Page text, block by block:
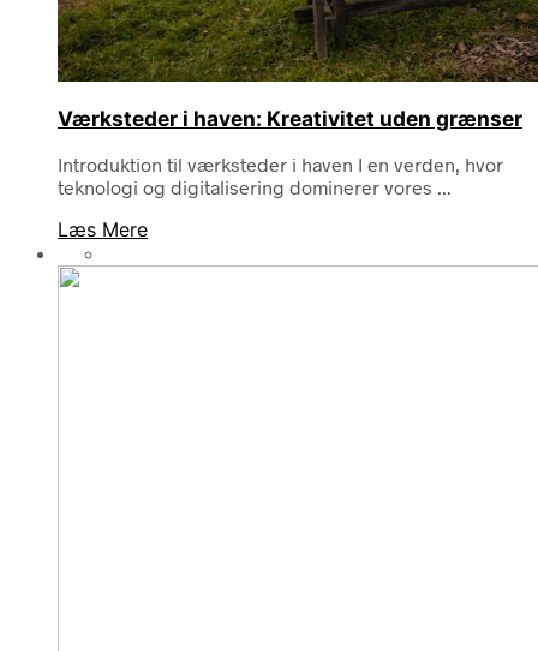
Værksteder i haven: Kreativitet uden grænser
Introduktion til værksteder i haven I en verden, hvor
teknologi og digitalisering dominerer vores ...
Læs Mere